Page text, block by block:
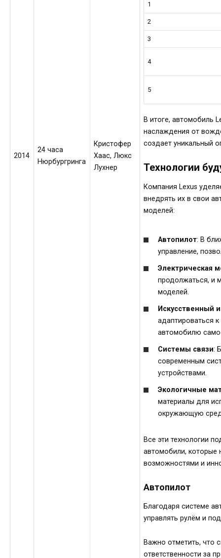
2014
24 часа
Нюрбургринга
Кристофер
Хаас, Люкс
Лухнер
1
2
3
4
5
В итоге, автомобиль
наслаждения от
создает уникальный
Технологии
Компания Lexus
внедрять их в свои
моделей:
Автопилот: В
управление,
Электрическая
продолжаться, и
моделей.
Искусственный
адаптироваться
автомобилю
Системы связи:
современным
устройствами.
Экологичные
материалы для
окружающую
Все эти технологии
автомобили,
возможностями и
Автопилот
Благодаря системе
управлять рулём и
Важно отметить, что
ответственности за